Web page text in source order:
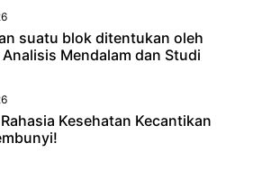
suatu blok ditentukan oleh
Mendalam dan Studi
Kesehatan Kecantikan